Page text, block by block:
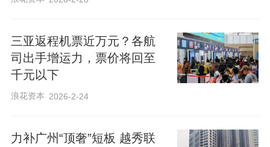
三亚返程机票近万元？各航
司出手增运力，票价将回至
千元以下
浪花资本 2026-2-24
力补广州“顶奢”短板 越秀联